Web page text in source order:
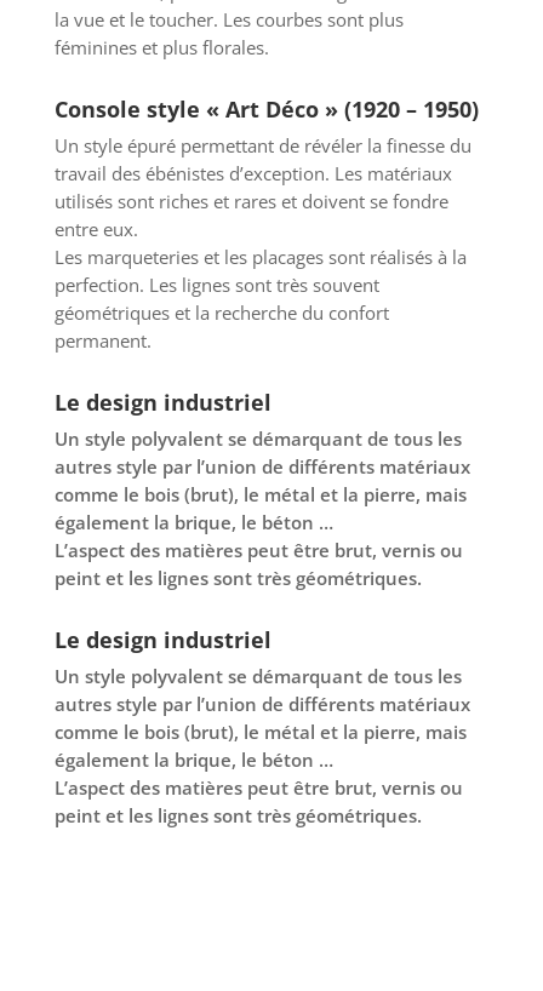
la vue et le toucher. Les courbes sont plus
féminines et plus florales.
Console style « Art Déco » (1920 – 1950)
Un style épuré permettant de révéler la finesse du
travail des ébénistes d’exception. Les matériaux
utilisés sont riches et rares et doivent se fondre
entre eux.
Les marqueteries et les placages sont réalisés à la
perfection. Les lignes sont très souvent
géométriques et la recherche du confort
permanent.
Le design industriel
Un style polyvalent se démarquant de tous les
autres style par l’union de différents matériaux
comme le bois (brut), le métal et la pierre, mais
également la brique, le béton …
L’aspect des matières peut être brut, vernis ou
peint et les lignes sont très géométriques.
Le design industriel
Un style polyvalent se démarquant de tous les
autres style par l’union de différents matériaux
comme le bois (brut), le métal et la pierre, mais
également la brique, le béton …
L’aspect des matières peut être brut, vernis ou
peint et les lignes sont très géométriques.